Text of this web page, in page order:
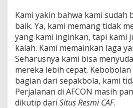
Kami yakin bahwa kami sudah
baik. Ya, kami memang tidak
yang kami inginkan, tapi kami
kalah. Kami memainkan laga
Seharusnya kami bisa
mereka lebih cepat.
bagian dari sepakbola, kami
Perjalanan di AFCON masih
dikutip dari Situs Resmi CAF.